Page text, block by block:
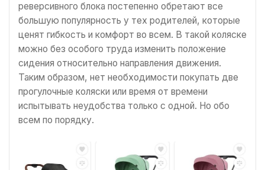
реверсивного блока постепенно обретают все
большую популярность у тех родителей, которые
ценят гибкость и комфорт во всем. В такой коляске
можно без особого труда изменить положение
сидения относительно направления движения.
Таким образом, нет необходимости покупать две
прогулочные коляски или время от времени
испытывать неудобства только с одной. Но обо
всем по порядку.